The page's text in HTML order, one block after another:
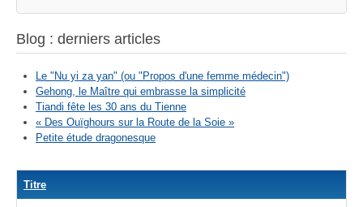
Blog : derniers articles
Le "Nu yi za yan" (ou "Propos d'une femme médecin")
Gehong, le Maître qui embrasse la simplicité
Tiandi fête les 30 ans du Tienne
« Des Ouïghours sur la Route de la Soie »
Petite étude dragonesque
Titre